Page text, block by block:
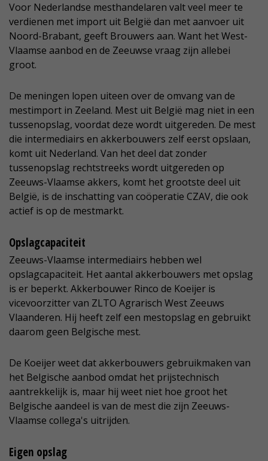
Voor Nederlandse mesthandelaren valt veel meer te
verdienen met import uit België dan met aanvoer uit
Noord-Brabant, geeft Brouwers aan. Want het West-
Vlaamse aanbod en de Zeeuwse vraag zijn allebei
groot.
De meningen lopen uiteen over de omvang van de
mestimport in Zeeland. Mest uit België mag niet in een
tussenopslag, voordat deze wordt uitgereden. De mest
die intermediairs en akkerbouwers zelf eerst opslaan,
komt uit Nederland. Van het deel dat zonder
tussenopslag rechtstreeks wordt uitgereden op
Zeeuws-Vlaamse akkers, komt het grootste deel uit
België, is de inschatting van coöperatie CZAV, die ook
actief is op de mestmarkt.
Opslagcapaciteit
Zeeuws-Vlaamse intermediairs hebben wel
opslagcapaciteit. Het aantal akkerbouwers met opslag
is er beperkt. Akkerbouwer Rinco de Koeijer is
vicevoorzitter van ZLTO Agrarisch West Zeeuws
Vlaanderen. Hij heeft zelf een mestopslag en gebruikt
daarom geen Belgische mest.
De Koeijer weet dat akkerbouwers gebruikmaken van
het Belgische aanbod omdat het prijstechnisch
aantrekkelijk is, maar hij weet niet hoe groot het
Belgische aandeel is van de mest die zijn Zeeuws-
Vlaamse collega's uitrijden.
Eigen opslag